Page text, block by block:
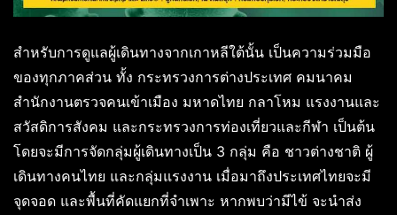
สำหรับการดูแลผู้เดินทางจากเกาหลีใต้นั้น เป็นความร่วมมือ
ของทุกภาคส่วน ทั้ง กระทรวงการต่างประเทศ คมนาคม
สำนักงานตรวจคนเข้าเมือง มหาดไทย กลาโหม แรงงานและ
สวัสดิการสังคม และกระทรวงการท่องเที่ยวและกีฬา เป็นต้น
โดยจะมีการจัดกลุ่มผู้เดินทางเป็น 3 กลุ่ม คือ ชาวต่างชาติ ผู้
เดินทางคนไทย และกลุ่มแรงงาน เมื่อมาถึงประเทศไทยจะมี
จุดจอด และพื้นที่คัดแยกที่จำเพาะ หากพบว่ามีไข้ จะนำส่ง